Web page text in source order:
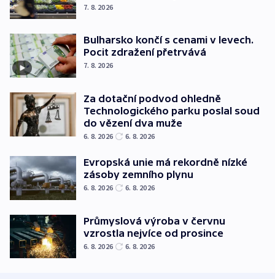
7. 8. 2026
Bulharsko končí s cenami v levech.
Pocit zdražení přetrvává
7. 8. 2026
Za dotační podvod ohledně
Technologického parku poslal soud
do vězení dva muže
6. 8. 2026 6. 8. 2026
Evropská unie má rekordně nízké
zásoby zemního plynu
6. 8. 2026 6. 8. 2026
Průmyslová výroba v červnu
vzrostla nejvíce od prosince
6. 8. 2026 6. 8. 2026